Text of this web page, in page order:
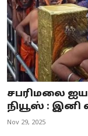
சபரிமலை
நியூஸ் : இனி
Nov 29, 2025